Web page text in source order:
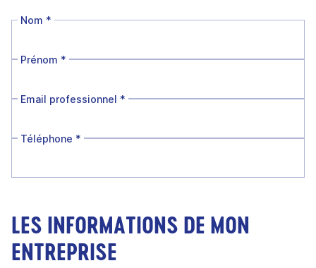
Nom *
Prénom *
Email professionnel *
Téléphone *
LES INFORMATIONS DE MON
ENTREPRISE